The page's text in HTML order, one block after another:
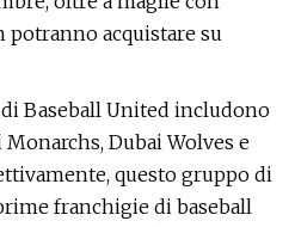
potranno acquistare su
Baseball United includono
Dubai Wolves e
questo gruppo di
franchigie di baseball